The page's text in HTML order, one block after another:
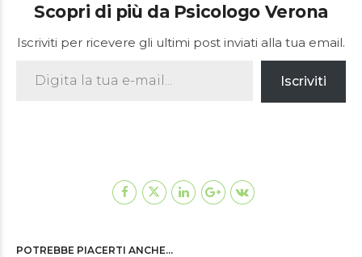
Scopri di più da Psicologo Verona
Iscriviti per ricevere gli ultimi post inviati alla tua email.
Iscriviti
POTREBBE PIACERTI ANCHE…